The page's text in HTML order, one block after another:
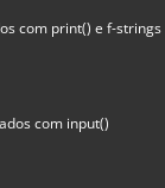
com print() e f-strings
com input()